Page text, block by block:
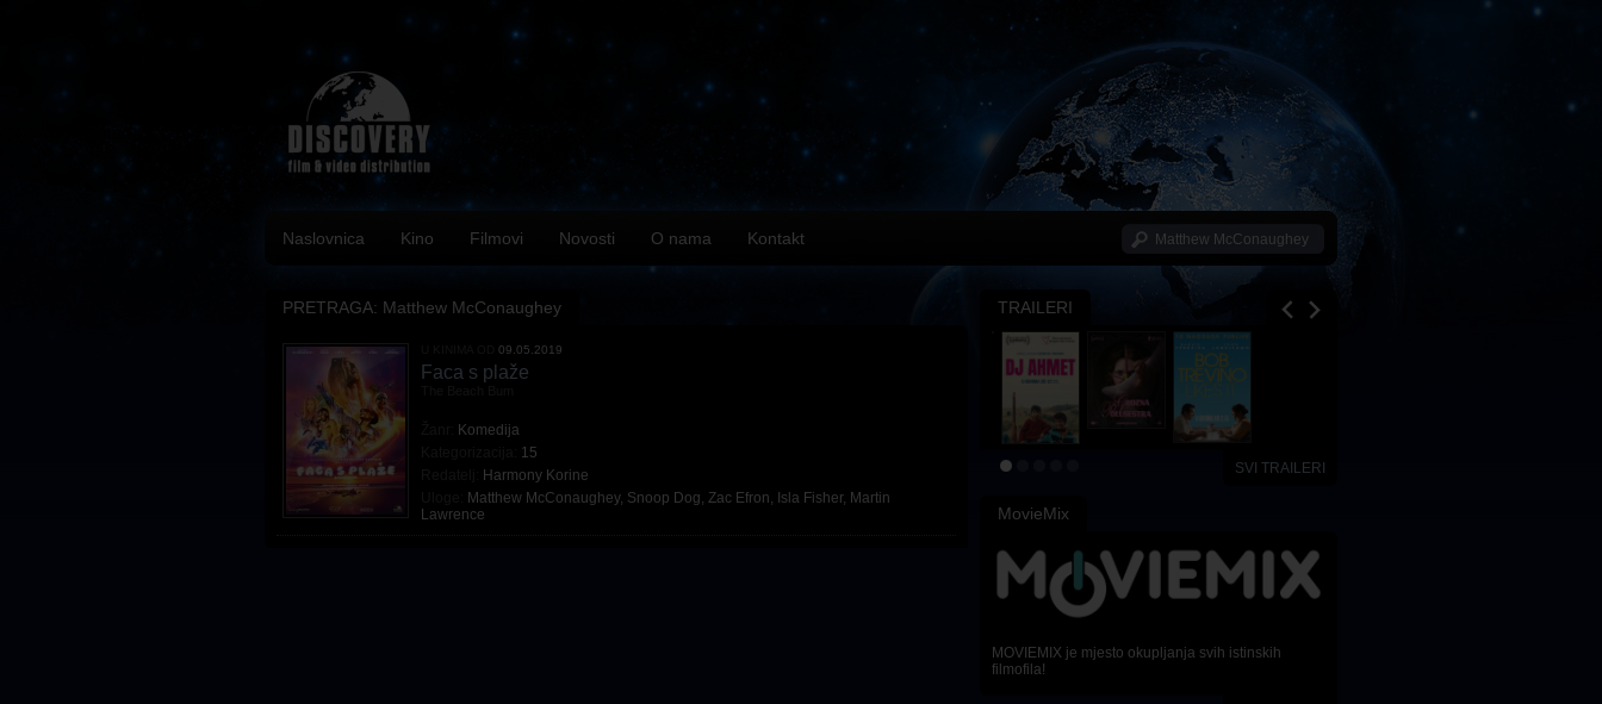
Naslovnica Kino Filmovi Novosti O nama Kontakt
PRETRAGA: Matthew McConaughey
09.05.2019
Faca s plaže
Komedija
15
Harmony Korine
Matthew McConaughey, Snoop Dog, Zac Efron, Isla Fisher, Martin
Lawrence
TRAILERI
SVI TRAILERI
MovieMix
MOVIEMIX je mjesto okupljanja svih istinskih
filmofila!